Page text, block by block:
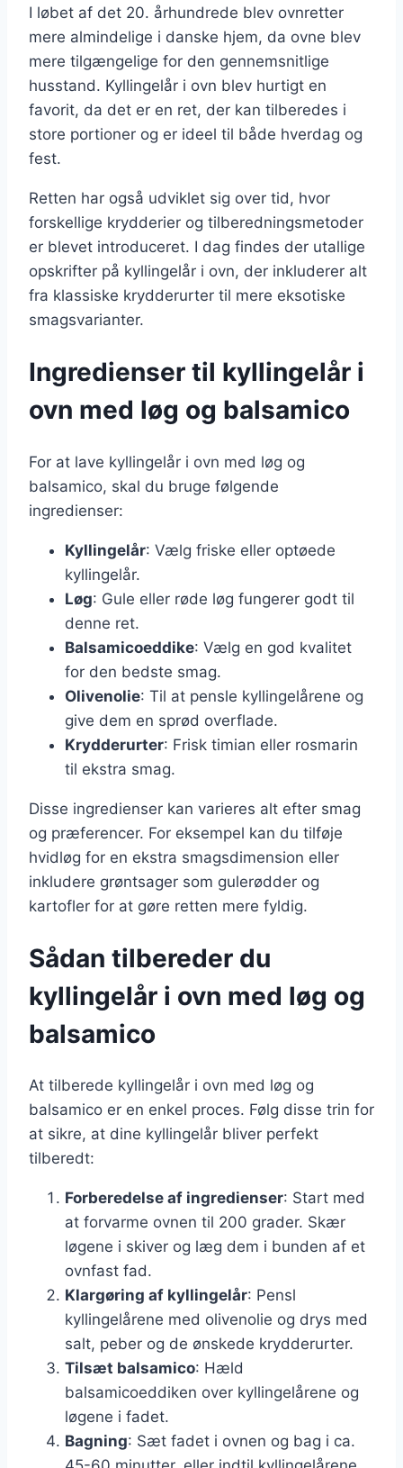
I løbet af det 20. århundrede blev ovnretter
mere almindelige i danske hjem, da ovne blev
mere tilgængelige for den gennemsnitlige
husstand. Kyllingelår i ovn blev hurtigt en
favorit, da det er en ret, der kan tilberedes i
store portioner og er ideel til både hverdag og
fest.
Retten har også udviklet sig over tid, hvor
forskellige krydderier og tilberedningsmetoder
er blevet introduceret. I dag findes der utallige
opskrifter på kyllingelår i ovn, der inkluderer alt
fra klassiske krydderurter til mere eksotiske
smagsvarianter.
Ingredienser til kyllingelår i
ovn med løg og balsamico
For at lave kyllingelår i ovn med løg og
balsamico, skal du bruge følgende
ingredienser:
Kyllingelår: Vælg friske eller optøede
kyllingelår.
Løg: Gule eller røde løg fungerer godt til
denne ret.
Balsamicoeddike: Vælg en god kvalitet
for den bedste smag.
Olivenolie: Til at pensle kyllingelårene og
give dem en sprød overflade.
Krydderurter: Frisk timian eller rosmarin
til ekstra smag.
Disse ingredienser kan varieres alt efter smag
og præferencer. For eksempel kan du tilføje
hvidløg for en ekstra smagsdimension eller
inkludere grøntsager som gulerødder og
kartofler for at gøre retten mere fyldig.
Sådan tilbereder du
kyllingelår i ovn med løg og
balsamico
At tilberede kyllingelår i ovn med løg og
balsamico er en enkel proces. Følg disse trin for
at sikre, at dine kyllingelår bliver perfekt
tilberedt:
Forberedelse af ingredienser: Start med
at forvarme ovnen til 200 grader. Skær
løgene i skiver og læg dem i bunden af et
ovnfast fad.
Klargøring af kyllingelår: Pensl
kyllingelårene med olivenolie og drys med
salt, peber og de ønskede krydderurter.
Tilsæt balsamico: Hæld
balsamicoeddiken over kyllingelårene og
løgene i fadet.
Bagning: Sæt fadet i ovnen og bag i ca.